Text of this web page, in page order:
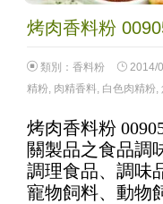
烤肉香料粉
類別： 香料粉 2014/
精粉, 肉精香料, 白色肉精粉,
烤肉香料粉
關製品之食品調
調理食品、調味
寵物飼料、動物